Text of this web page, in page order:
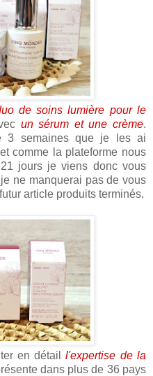
de soins lumière pour le
un sérum et une crème.
3 semaines que je les ai
comme la plateforme nous
jours je viens donc vous
ne manquerai pas de vous
article produits terminés.
en détail
l'expertise de la
dans plus de 36 pays